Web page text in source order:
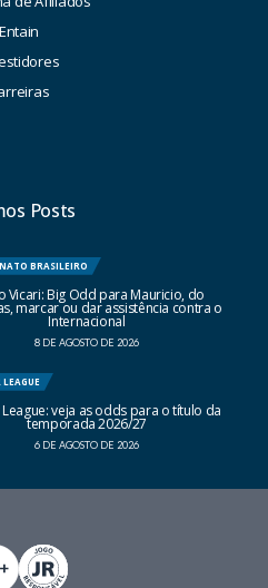
Entain
Posts
BRASILEIRO
Vicari: Big Odd para Mauricio, do
marcar ou dar assistência contra o
Internacional
8 DE AGOSTO DE 2026
veja as odds para o título da
temporada 2026/27
6 DE AGOSTO DE 2026